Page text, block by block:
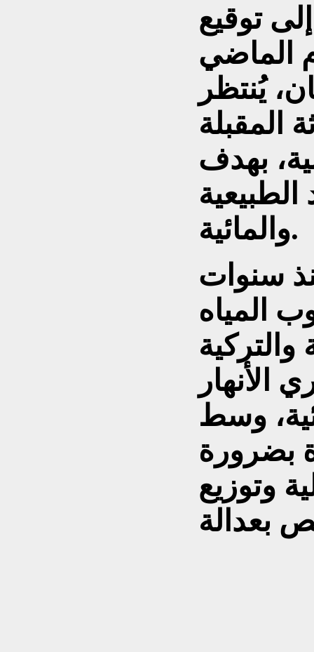
توقيع
الماضي
يُنتظر
المقبلة
بهدف
والمائية.
سنوات
المياه
والتركية
الأنهار
وسط
بضرورة
وتوزيع